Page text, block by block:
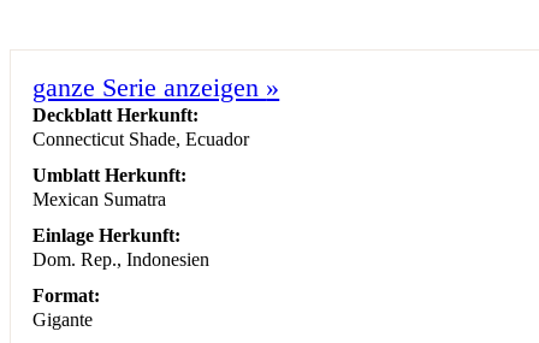
ganze Serie anzeigen »
Deckblatt Herkunft:
Connecticut Shade, Ecuador
Umblatt Herkunft:
Mexican Sumatra
Einlage Herkunft:
Dom. Rep., Indonesien
Format:
Gigante